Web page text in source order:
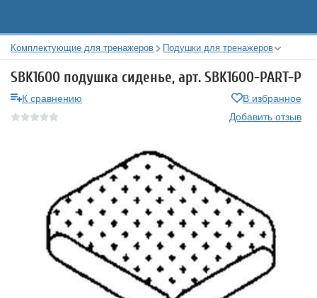
Комплектующие для тренажеров Подушки для тренажеров
SBK1600 подушка сиденье, арт. SBK1600-PART-P
К сравнению
В избранное
Добавить отзыв